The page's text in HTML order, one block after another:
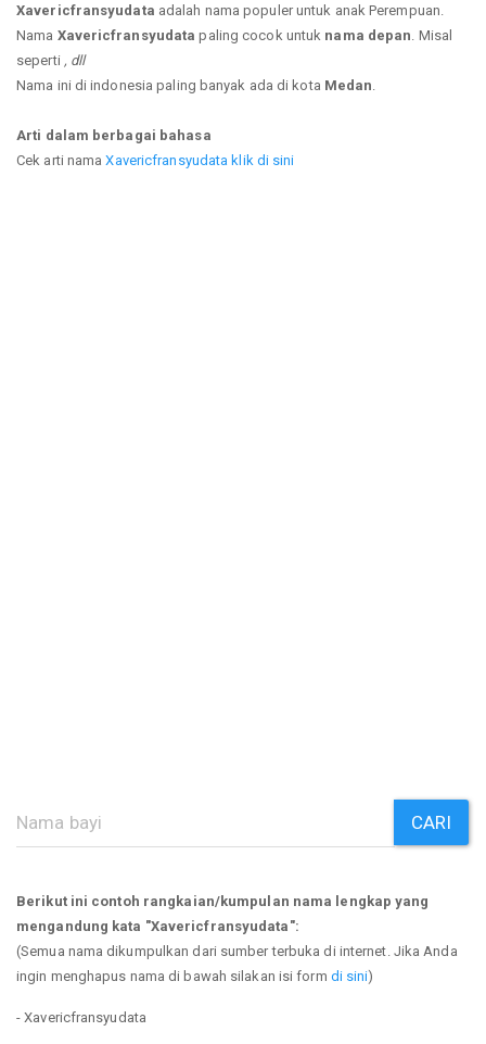
Xavericfransyudata adalah nama populer untuk anak Perempuan.
Nama Xavericfransyudata paling cocok untuk nama depan . Misal
seperti , dll
Nama ini di indonesia paling banyak ada di kota Medan
Arti dalam berbagai bahasa
Cek arti namaXavericfransyudata klik di sini
CARI
Berikut ini contoh rangkaian/kumpulan nama lengkap yang
mengandung kata "Xavericfransyudata":
(Semua nama dikumpulkan dari sumber terbuka di internet. Jika Anda
ingin menghapus nama di bawah silakan isi form di sini)
- Xavericfransyudata